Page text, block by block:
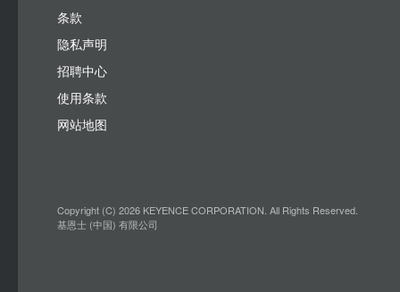
条款
隐私声明
招聘中心
使用条款
网站地图
Copyright (C) 2026 KEYENCE CORPORATION. All Rights Reserved.
基恩士 (中国) 有限公司